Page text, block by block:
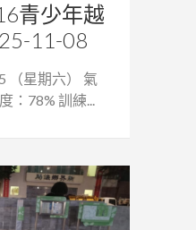
青少年越
11-08
（星期六） 氣
：78% 訓練...